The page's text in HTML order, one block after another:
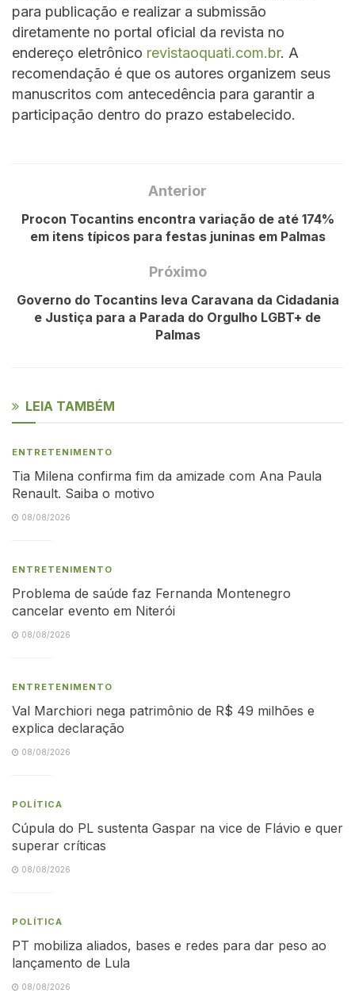
para publicação e realizar a submissão
diretamente no portal oficial da revista no
endereço eletrônico revistaoquati.com.br. A
recomendação é que os autores organizem seus
manuscritos com antecedência para garantir a
participação dentro do prazo estabelecido.
Anterior
Procon Tocantins encontra variação de até 174%
em itens típicos para festas juninas em Palmas
Próximo
Governo do Tocantins leva Caravana da Cidadania
e Justiça para a Parada do Orgulho LGBT+ de
Palmas
LEIA TAMBÉM
ENTRETENIMENTO
Tia Milena confirma fim da amizade com Ana Paula
Renault. Saiba o motivo
08/08/2026
ENTRETENIMENTO
Problema de saúde faz Fernanda Montenegro
cancelar evento em Niterói
08/08/2026
ENTRETENIMENTO
Val Marchiori nega patrimônio de R$ 49 milhões e
explica declaração
08/08/2026
POLÍTICA
Cúpula do PL sustenta Gaspar na vice de Flávio e quer
superar críticas
08/08/2026
POLÍTICA
PT mobiliza aliados, bases e redes para dar peso ao
lançamento de Lula
08/08/2026